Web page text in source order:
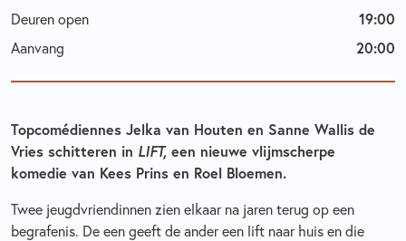
Topcomédiennes Jelka van Houten en Sanne Wallis de
Vries schitteren in LIFT, een nieuwe vlijmscherpe
komedie van Kees Prins en Roel Bloemen.
Twee jeugdvriendinnen zien elkaar na jaren terug op een
begrafenis. De een geeft de ander een lift naar huis en die
Deuren open
Aanvang
19:00
20:00